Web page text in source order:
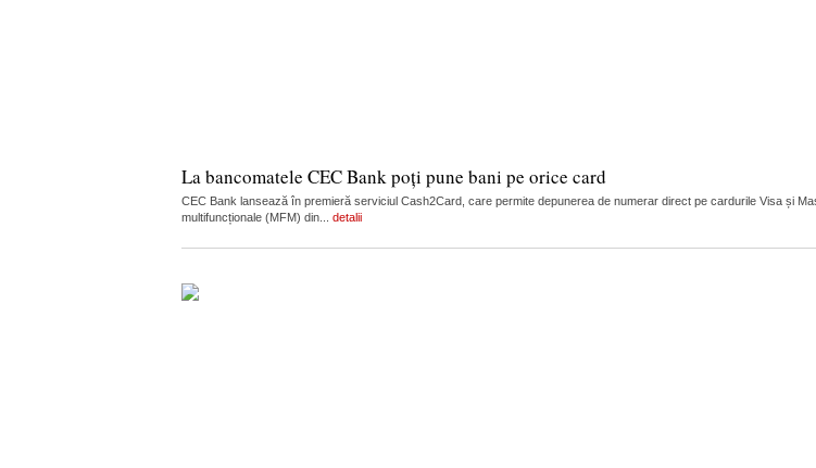
La bancomatele CEC Bank poți pune bani pe orice card
CEC Bank lansează în premieră serviciul Cash2Card, care permite depunerea de numerar direct pe cardurile Visa și
multifuncționale (MFM) din... detalii